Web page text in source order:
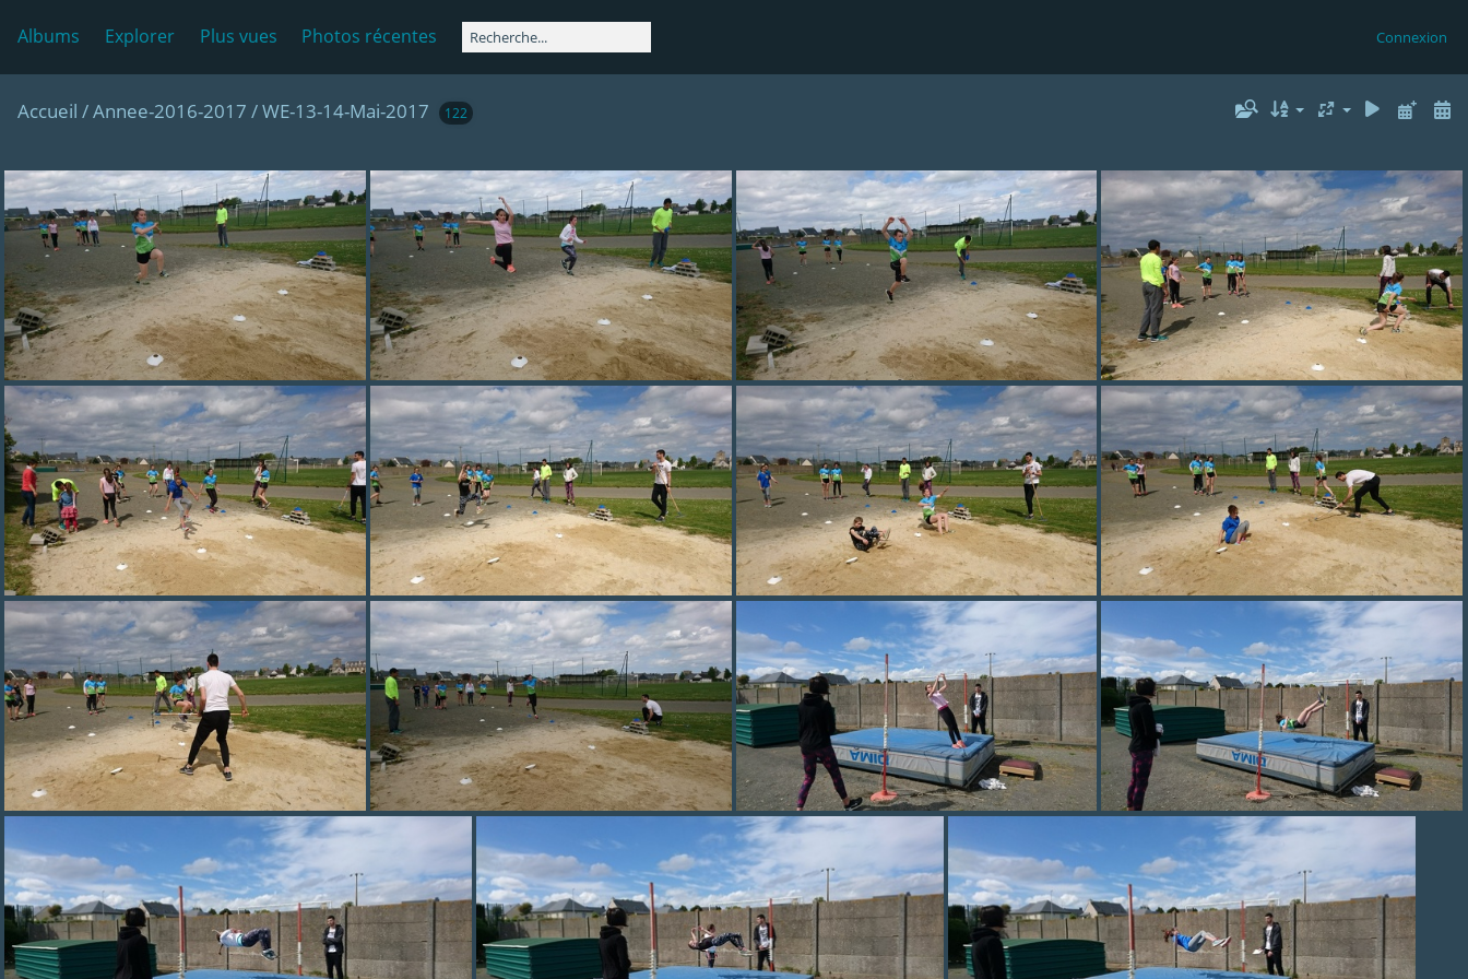
Albums Explorer Plus vues Photos récentes Connexion
Accueil /Annee-2016-2017 /WE-13-14-Mai-2017 122
DSC 0194 DSC 0195 DSC 0196 DSC 0199
DSC 0200 DSC 0202 DSC 0203 DSC 0204
DSC 0205 DSC 0206 DSC 0208 DSC 0209